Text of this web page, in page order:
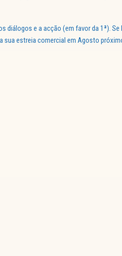
diálogos e a acção (em favor da 1ª).
sua estreia comercial em Agosto